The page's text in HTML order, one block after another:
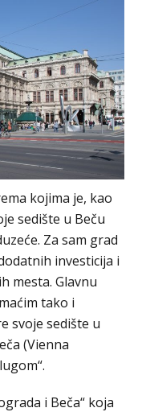
kojima je, kao
sedište u Beču
Za sam grad
investicija i
mesta. Glavnu
tako i
svoje sedište u
(Vienna
i Beča“ koja